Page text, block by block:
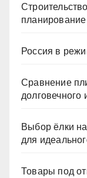
Россия в
Сравнение
долговечного
Выбор ёлки
для
Товары под